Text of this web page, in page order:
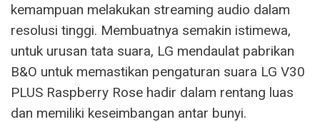
kemampuan melakukan streaming audio dalam
resolusi tinggi. Membuatnya semakin istimewa,
untuk urusan tata suara, LG mendaulat pabrikan
B&O untuk memastikan pengaturan suara LG V30
PLUS Raspberry Rose hadir dalam rentang luas
dan memiliki keseimbangan antar bunyi.